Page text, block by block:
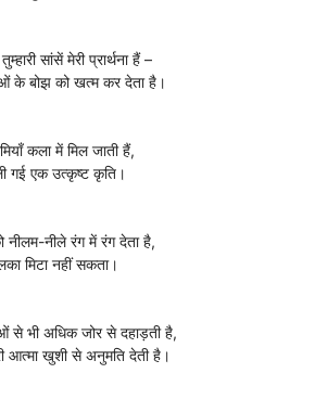
सांसें मेरी प्रार्थना हैं –
के बोझ को खत्म कर देता है।
कला में मिल जाती हैं,
गई एक उत्कृष्ट कृति।
नीलम-नीले रंग में रंग देता है,
मिटा नहीं सकता।
से भी अधिक जोर से दहाड़ती है,
खुशी से अनुमति देती है।